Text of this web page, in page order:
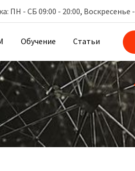
ПН - СБ 09:00 - 20:00, Воскресенье -
Обучение Статьи